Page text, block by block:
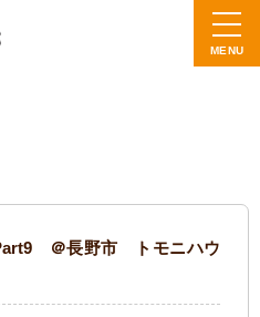
MENU
＠長野市 トモニハウ